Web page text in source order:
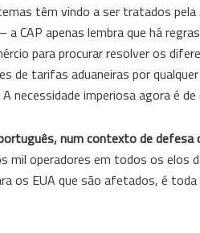
têm vindo a ser tratados
a CAP apenas lembra que há
para procurar resolver os
de tarifas aduaneiras por
necessidade imperiosa agora é
num contexto de
operadores em todos os elos
os EUA que são afetados, é